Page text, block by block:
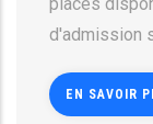
places
d'admission
EN SAVOIR